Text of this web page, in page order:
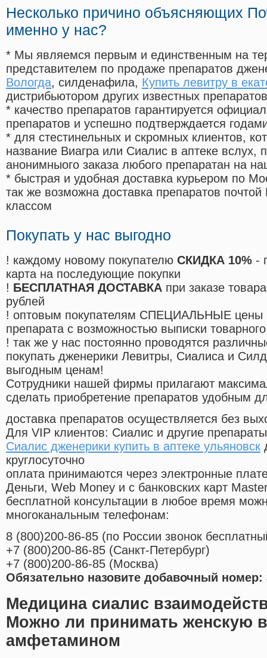
Несколько причино объясняющих
именно у нас?
* Мы являемся первым и единственным на
представителем по продаже препаратов
Вологда, силденафила, Купить левитру в
дистрибьютором других известных препаратов
* качество препаратов гарантируется
препаратов и успешно подтверждается
* для стестинельных и скромных клиентов,
название Виагра или Сиалис в аптеке вслух,
анонимныого заказа любого препаратан на
* быстрая и удобная доставка курьером по
так же возможна доставка препаратов
классом
Покупать у нас выгодно
! каждому новому покупателю СКИДКА 10% -
карта на последующие покупки
! БЕСПЛАТНАЯ ДОСТАВКА при заказе
рублей
! оптовым покупателям СПЕЦИАЛЬНЫЕ цены
препарата с возможностью выписки
! так же у нас постоянно проводятся
покупать дженерики Левитры, Сиалиса и
выгодным ценам!
Cотрудники нашей фирмы прилагают
сделать приобретение препаратов удобным
доставка препаратов осуществляется без
Для VIP клиентов: Сиалис и другие
Сиалис дженерики купить в аптеке ульяновск
круглосуточно
оплата принимаются через электронные
Деньги, Web Money и с банковских карт
бесплатной консультации в любое время
многоканальным телефонам:
8 (800)200-86-85 (по России звонок
+7 (800)200-86-85 (Санкт-Петербург)
+7 (800)200-86-85 (Москва)
Обязательно назовите добавочный номер:
Медицина сиалис
Можно ли принимать женскую
амфетамином